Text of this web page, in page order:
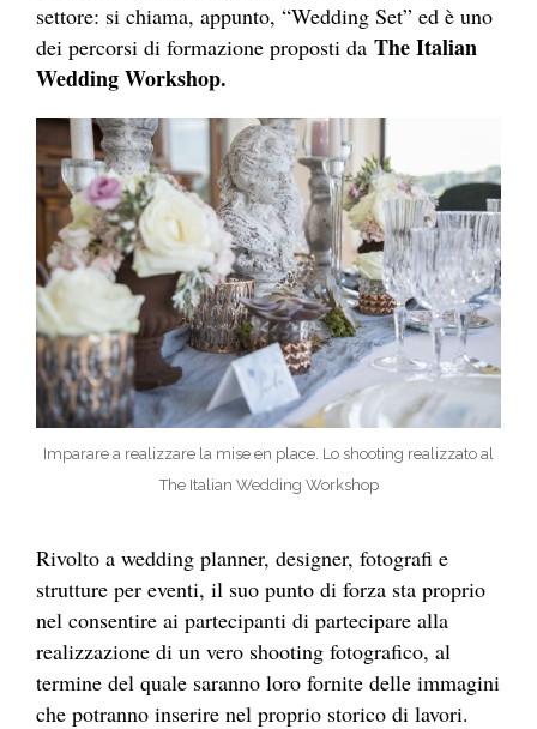
settore: si chiama, appunto, “Wedding Set” ed è uno
dei percorsi di formazione proposti da The Italian
Wedding Workshop.
Imparare a realizzare la mise en place. Lo shooting realizzato al
The Italian Wedding Workshop
Rivolto a wedding planner, designer, fotografi e
strutture per eventi, il suo punto di forza sta proprio
nel consentire ai partecipanti di partecipare alla
realizzazione di un vero shooting fotografico, al
termine del quale saranno loro fornite delle immagini
che potranno inserire nel proprio storico di lavori.